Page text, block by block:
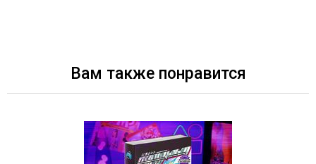
Вам также понравится